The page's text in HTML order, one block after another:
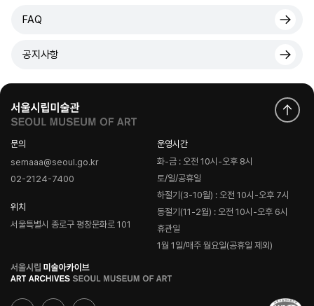
FAQ
공지사항
문의
semaaa@seoul.go.kr
02-2124-7400
위치
서울특별시 종로구 평창문화로 101
운영시간
화-금 : 오전 10시-오후 8시
토/일/공휴일
하절기(3-10월) : 오전 10시-오후 7시
동절기(11-2월) : 오전 10시-오후 6시
휴관일
1월 1일/매주 월요일(공휴일 제외)
로
고